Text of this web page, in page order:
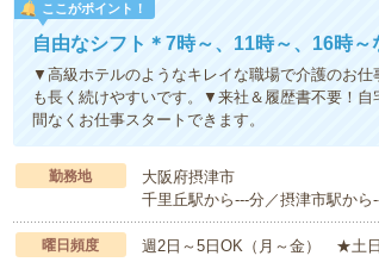
ここがポイント！
自由なシフト＊7時～、11時～、16時
▼高級ホテルのようなキレイな職場で介護のお
も長く続けやすいです。▼来社＆履歴書不要！
間なくお仕事スタートできます。
勤務地
大阪府摂津市
千里丘駅から---分／摂津市駅か
曜日頻度 週2日～5日OK（月～金） ★土